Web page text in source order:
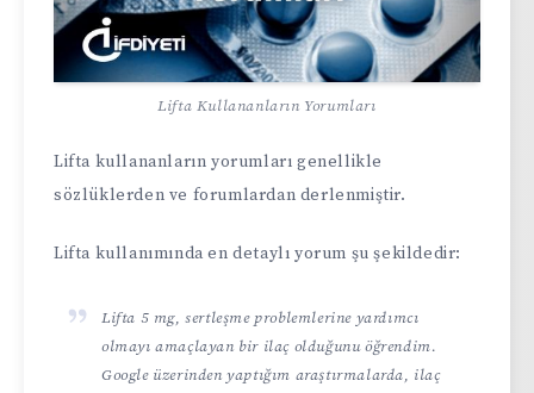
Lifta Kullananların Yorumları
Lifta kullananların yorumları genellikle
sözlüklerden ve forumlardan derlenmiştir.
Lifta kullanımında en detaylı yorum şu şekildedir:
Lifta 5 mg, sertleşme problemlerine yardımcı
olmayı amaçlayan bir ilaç olduğunu öğrendim.
Google üzerinden yaptığım araştırmalarda, ilaç